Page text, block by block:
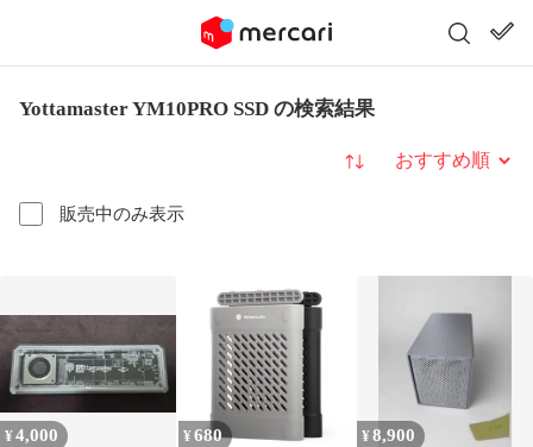
Yottamaster YM10PRO SSD の検索結果
販売中のみ表示
並び替え
¥4,000 ¥ 680 ¥8,900